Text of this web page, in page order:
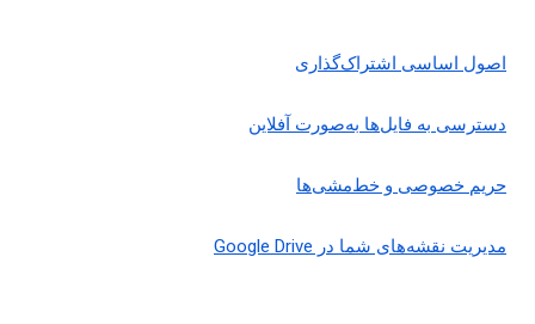
اصول اساسی اشتراک‌گذاری
دسترسی به فایل‌ها به‌صورت آفلاین
حریم خصوصی و خط‌مشی‌ها
مدیریت نقشه‌های شما در Google Drive